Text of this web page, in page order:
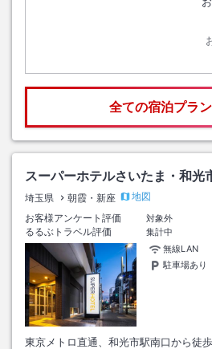
全ての宿泊プラ
スーパーホテルさいたま・和光
埼玉県 朝霞・新座
地図
お客様アンケート評価
対象外
るるぶトラベル評価
集計中
無線LAN
駐車場あり
東京メトロ直通、和光市駅南口から徒